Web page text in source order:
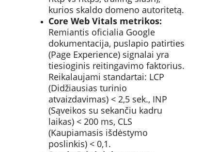
kurios skaldo domeno autoritetą.
Core Web Vitals metrikos:
Remiantis oficialia Google
dokumentacija, puslapio patirties
(Page Experience) signalai yra
tiesioginis reitingavimo faktorius.
Reikalaujami standartai: LCP
(Didžiausias turinio
atvaizdavimas) < 2,5 sek., INP
(Sąveikos su sekančiu kadru
laikas) < 200 ms, CLS
(Kaupiamasis išdėstymo
poslinkis) < 0,1.